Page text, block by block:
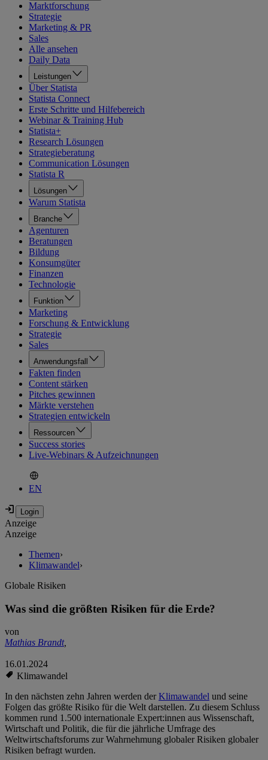
Marktforschung
Strategie
Marketing & PR
Sales
Alle ansehen
Daily Data
Leistungen
Über Statista
Statista Connect
Erste Schritte und Hilfebereich
Webinar & Training Hub
Statista+
Research Lösungen
Strategieberatung
Communication Lösungen
Statista R
Lösungen
Warum Statista
Branche
Agenturen
Beratungen
Bildung
Konsumgüter
Finanzen
Technologie
Funktion
Marketing
Forschung & Entwicklung
Strategie
Sales
Anwendungsfall
Fakten finden
Content stärken
Pitches gewinnen
Märkte verstehen
Strategien entwickeln
Ressourcen
Success stories
Live-Webinars & Aufzeichnungen
EN
Anzeige
Anzeige
Themen›
Klimawandel›
Globale Risiken
Was sind die größten Risiken für die Erde?
von
Mathias Brandt,
16.01.2024
Klimawandel
In den nächsten zehn Jahren werden derKlimawandel und seine
Folgen das größte Risiko für die Welt darstellen. Zu diesem Schluss
kommen rund 1.500 internationale Expert:innen aus Wissenschaft,
Wirtschaft und Politik, die für die jährliche Umfrage des
Weltwirtschaftsforums zur Wahrnehmung globaler Risiken globaler
Risiken befragt wurden.